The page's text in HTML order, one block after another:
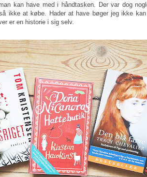
kan have med i håndtasken. Der var dog
ikke at købe. Hader at have bøger jeg ikke
er en historie i sig selv.